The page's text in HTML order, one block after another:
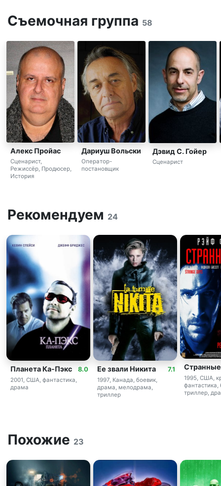
Съемочная группа 58
Алекс Пройас
Сценарист,
Режиссёр, Продюсер,
История
Дариуш Вольски
Оператор-
постановщик
Дэвид С. Гойер
Сценарист
Рекомендуем 24
8.0
Планета Ка-Пэкс
2001, США, фантастика,
драма
7.1
Ее звали Никита
1997, Канада, боевик,
драма, мелодрама,
триллер
1995, США,
фантастика,
триллер,
Похожие 23